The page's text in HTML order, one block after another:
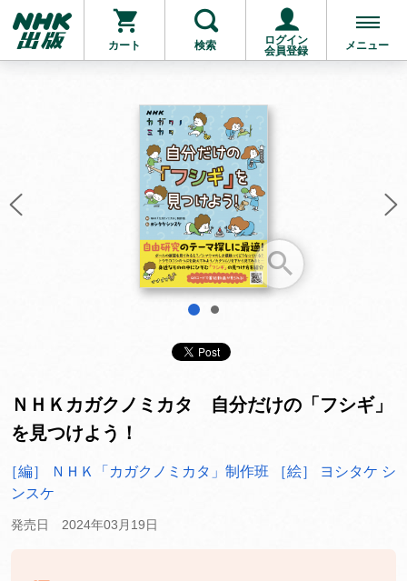
カート 検索
ログイン
会員登録
メニュー
お支払いに進む
他にも商品を買う
1
ＮＨＫカガクノミカタ 自分だけの「フシギ」
を見つけよう！
［編］ ＮＨＫ「カガクノミカタ」制作班
［絵］ ヨシタケ シ
ンスケ
発売日 2024年03月19日